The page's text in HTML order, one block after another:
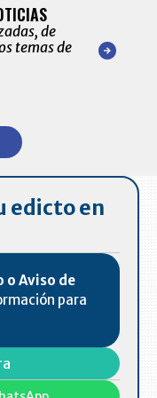
de
temas de
de las
edicto en
o Aviso de
para